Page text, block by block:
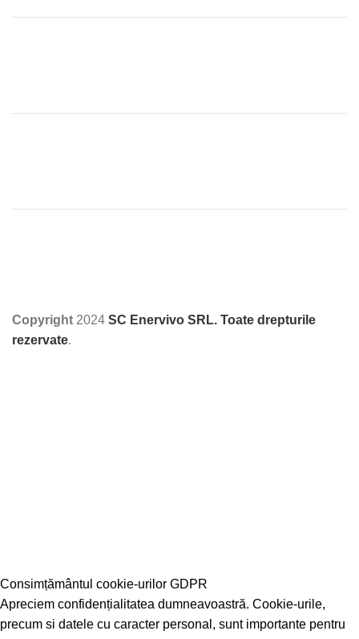
Copyright 2024 SC Enervivo SRL. Toate drepturile
rezervate.
Consimțământul cookie-urilor GDPR
Apreciem confidențialitatea dumneavoastră. Cookie-urile,
precum si datele cu caracter personal, sunt importante pentru